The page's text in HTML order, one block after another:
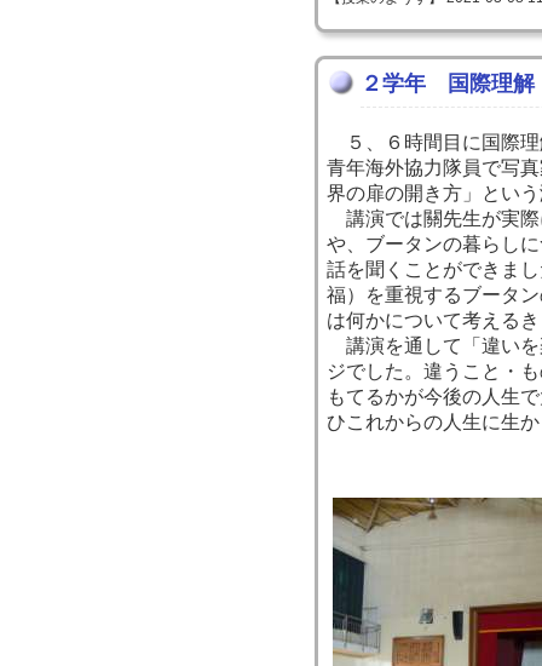
２学年 国際理解
５、６時間目に国際理
青年海外協力隊員で写
界の扉の開き方」とい
講演では關先生が実
や、ブータンの暮らし
話を聞くことができま
福）を重視するブータ
は何かについて考える
講演を通して「違いを
ジでした。違うこと・
もてるかが今後の人生
ひこれからの人生に生